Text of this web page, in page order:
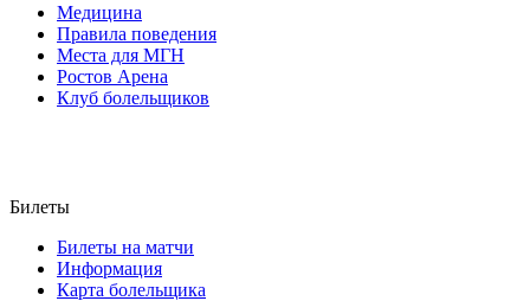
Медицина
Правила поведения
Места для МГН
Ростов Арена
Клуб болельщиков
Билеты
Билеты на матчи
Информация
Карта болельщика